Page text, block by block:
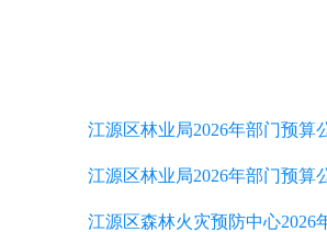
江源区林业局2026年部门预算
江源区林业局2026年部门预算
江源区森林火灾预防中心2026